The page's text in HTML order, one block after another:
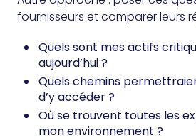
fournisseurs et comparer leurs
Quels sont mes actifs
aujourd’hui ?
Quels chemins
d’y accéder ?
Où se trouvent toutes les
mon environnement ?